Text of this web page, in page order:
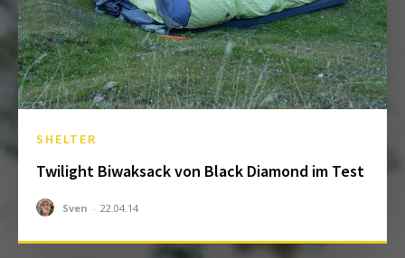
SHELTER
Twilight Biwaksack von Black Diamond im Test
Sven - 22.04.14